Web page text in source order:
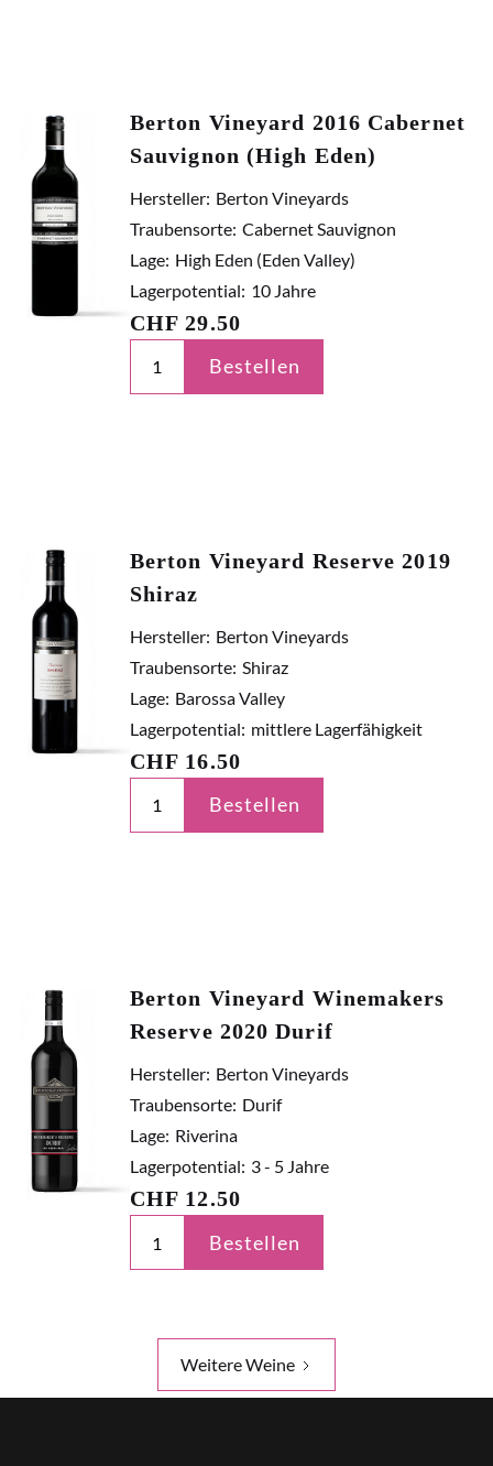
Berton Vineyard 2016 Cabernet
Sauvignon (High Eden)
Hersteller: Berton Vineyards
Traubensorte: Cabernet Sauvignon
Lage: High Eden (Eden Valley)
Lagerpotential: 10 Jahre
CHF29.50
Bestellen
Berton Vineyard Reserve 2019
Shiraz
Hersteller: Berton Vineyards
Traubensorte: Shiraz
Lage: Barossa Valley
Lagerpotential: mittlere Lagerfähigkeit
CHF 16.50
Bestellen
Berton Vineyard Winemakers
Reserve 2020 Durif
Hersteller: Berton Vineyards
Traubensorte: Durif
Lage: Riverina
Lagerpotential: 3 - 5 Jahre
CHF 12.50
Bestellen
Weitere Weine